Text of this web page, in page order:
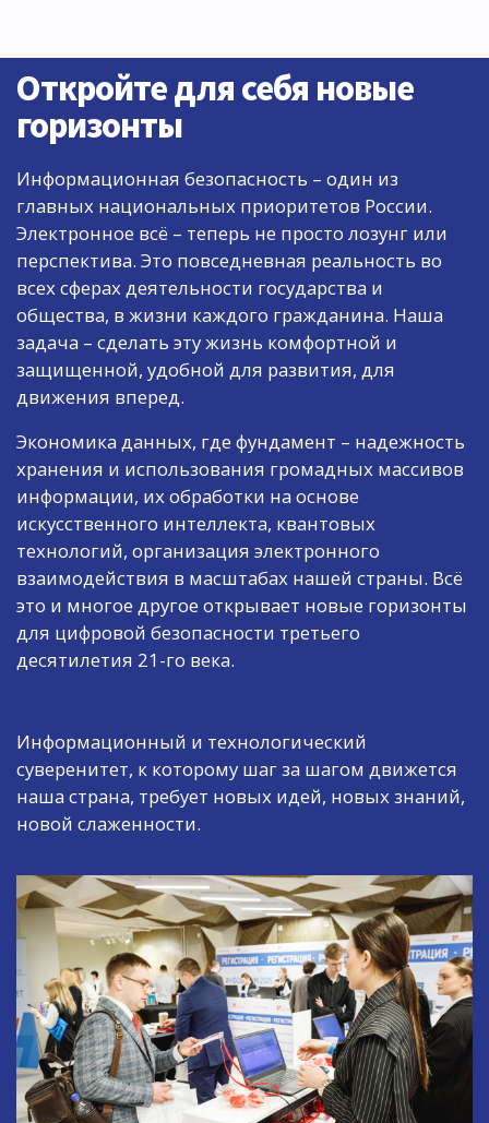
Откройте для себя новые
горизонты
Информационная безопасность – один из
главных национальных приоритетов России.
Электронное всё – теперь не просто лозунг или
перспектива. Это повседневная реальность во
всех сферах деятельности государства и
общества, в жизни каждого гражданина. Наша
задача – сделать эту жизнь комфортной и
защищенной, удобной для развития, для
движения вперед.
Экономика данных, где фундамент – надежность
хранения и использования громадных массивов
информации, их обработки на основе
искусственного интеллекта, квантовых
технологий, организация электронного
взаимодействия в масштабах нашей страны. Всё
это и многое другое открывает новые горизонты
для цифровой безопасности третьего
десятилетия 21-го века.
Информационный и технологический
суверенитет, к которому шаг за шагом движется
наша страна, требует новых идей, новых знаний,
новой слаженности.